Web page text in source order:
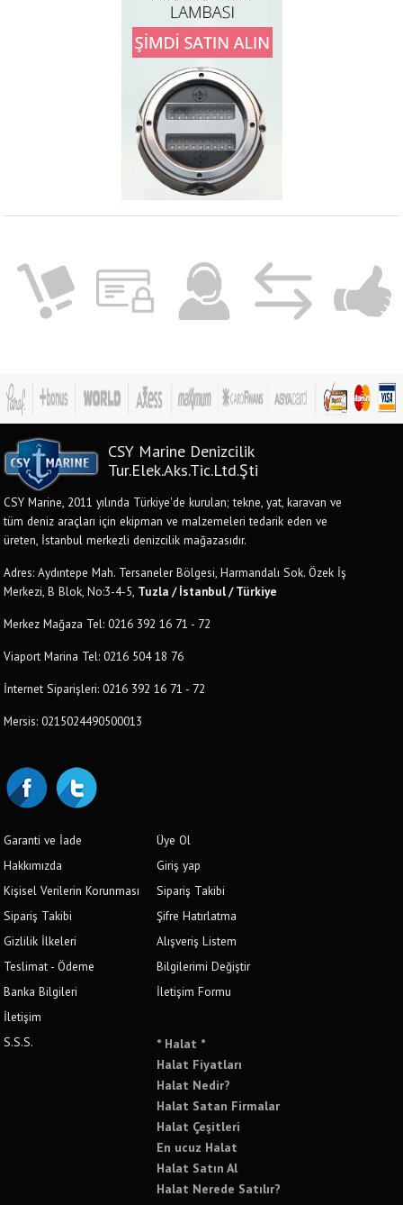
CSY Marine Denizcilik
Tur.Elek.Aks.Tic.Ltd.Şti
CSY Marine, 2011 yılında Türkiye'de kurulan; tekne, yat, karavan ve
tüm deniz araçları için ekipman ve malzemeleri tedarik eden ve
üreten, İstanbul merkezli denizcilik mağazasıdır.
Adres: Aydıntepe Mah. Tersaneler Bölgesi, Harmandalı Sok. Özek İş
Merkezi, B Blok, No:3-4-5, Tuzla / İstanbul / Türkiye
Merkez Mağaza Tel: 0216 392 16 71 - 72
Viaport Marina Tel: 0216 504 18 76
İnternet Siparişleri: 0216 392 16 71 - 72
Mersis: 0215024490500013
Garanti ve İade
Hakkımızda
Kişisel Verilerin Korunması
Sipariş Takibi
Gizlilik İlkeleri
Teslimat - Ödeme
Banka Bilgileri
İletişim
S.S.S.
Üye Ol
Giriş yap
Sipariş Takibi
Şifre Hatırlatma
Alışveriş Listem
Bilgilerimi Değiştir
İletişim Formu
* Halat *
Halat Fiyatları
Halat Nedir?
Halat Satan Firmalar
Halat Çeşitleri
En ucuz Halat
Halat Satın Al
Halat Nerede Satılır?